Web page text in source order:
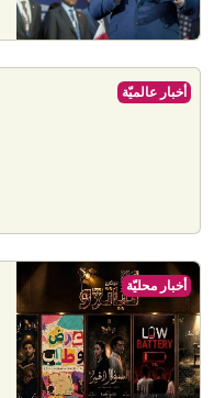
أخبار عالميّة
أخبار محليّة